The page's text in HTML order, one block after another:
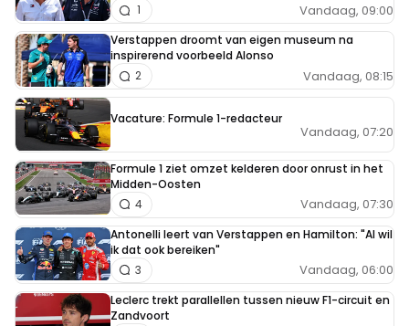
Vandaag, 09:00
1
Verstappen droomt van eigen museum na
inspirerend voorbeeld Alonso
Vandaag, 08:15
2
Vacature: Formule 1-redacteur
Vandaag, 07:20
Formule 1 ziet omzet kelderen door onrust in het
Midden-Oosten
Vandaag, 07:30
4
Antonelli leert van Verstappen en Hamilton: "Al wil
ik dat ook bereiken"
Vandaag, 06:00
3
Leclerc trekt parallellen tussen nieuw F1-circuit en
Zandvoort